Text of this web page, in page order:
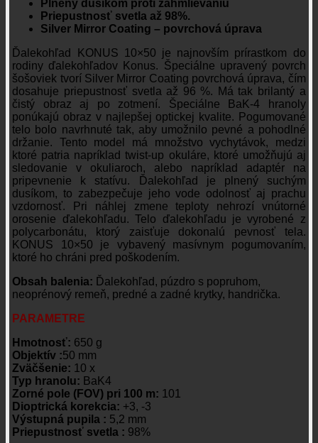
Hmotnosť:650 g
Objektív :50 mm
Typ hranolu:BaK4
Zorné pole (FOV) pri 100 m: 101
Dioptrická korekcia:+3, -3
Výstupná pupila :5,2 mm
Priepustnosť svetla :98%
Recenzie
Nikto zatiaľ nepridal hodnotenie.
Tento produkt môžu ohodnotiť len prihlásení zákazníci,
ktorí si ho kúpili.
Súvisiace produkty